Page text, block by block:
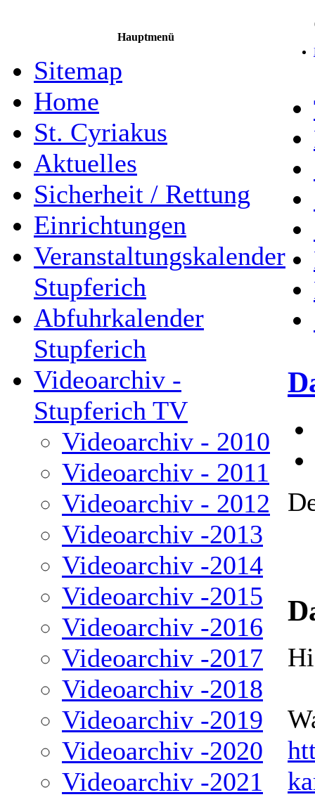
Hauptmenü
Sitemap
Home
St. Cyriakus
Aktuelles
Sicherheit / Rettung
Einrichtungen
Veranstaltungskalender
Stupferich
Abfuhrkalender
Stupferich
Videoarchiv -
Stupferich TV
Videoarchiv - 2010
Videoarchiv - 2011
Videoarchiv - 2012
Videoarchiv -2013
Videoarchiv -2014
Videoarchiv -2015
Videoarchiv -2016
Videoarchiv -2017
Videoarchiv -2018
Videoarchiv -2019
Videoarchiv -2020
Videoarchiv -2021